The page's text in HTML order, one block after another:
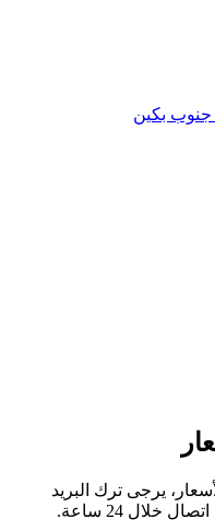
جنوب بكين
يرجى ترك البريد
خلال 24 ساعة.